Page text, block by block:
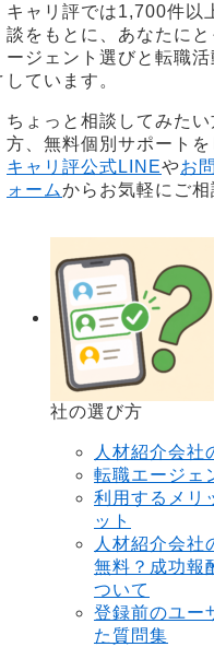
キャリ評では1,700件以
談をもとに、あなたに
ージェント選びと転職活
しています。
ちょっと相談してみた
方、無料個別サポートを
キャリ評公式LINEやお
ォームからお気軽にご相
社の選び方
人材紹介会社
転職エージェ
利用するメリ
ット
人材紹介会社
無料？成功報
ついて
登録前のユー
た質問集